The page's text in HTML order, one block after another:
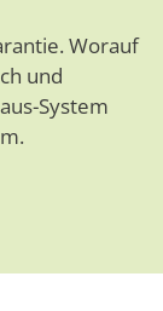
Worauf
und
System